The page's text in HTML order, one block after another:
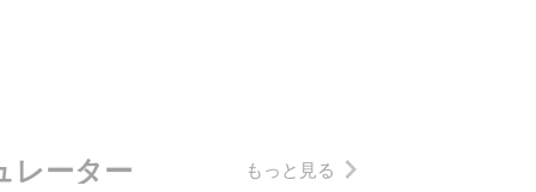
レーター もっと見る